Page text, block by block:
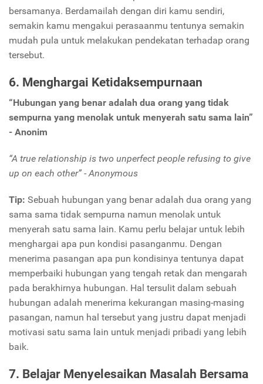
bersamanya. Berdamailah dengan diri kamu sendiri,
semakin kamu mengakui perasaanmu tentunya semakin
mudah pula untuk melakukan pendekatan terhadap orang
tersebut.
6. Menghargai Ketidaksempurnaan
“Hubungan yang benar adalah dua orang yang tidak
sempurna yang menolak untuk menyerah satu sama lain”
- Anonim
“A true relationship is two unperfect people refusing to give
up on each other” - Anonymous
Tip: Sebuah hubungan yang benar adalah dua orang yang
sama sama tidak sempurna namun menolak untuk
menyerah satu sama lain. Kamu perlu belajar untuk lebih
menghargai apa pun kondisi pasanganmu. Dengan
menerima pasangan apa pun kondisinya tentunya dapat
memperbaiki hubungan yang tengah retak dan mengarah
pada berakhirnya hubungan. Hal tersulit dalam sebuah
hubungan adalah menerima kekurangan masing-masing
pasangan, namun hal tersebut yang justru dapat menjadi
motivasi satu sama lain untuk menjadi pribadi yang lebih
baik.
7. Belajar Menyelesaikan Masalah Bersama